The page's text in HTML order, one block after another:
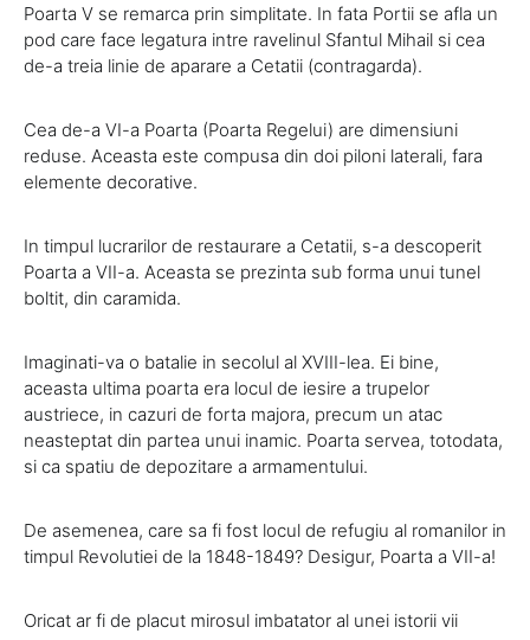
Poarta V se remarca prin simplitate. In fata Portii se afla un
pod care face legatura intre ravelinul Sfantul Mihail si cea
de-a treia linie de aparare a Cetatii (contragarda).
Cea de-a VI-a Poarta (Poarta Regelui) are dimensiuni
reduse. Aceasta este compusa din doi piloni laterali, fara
elemente decorative.
In timpul lucrarilor de restaurare a Cetatii, s-a descoperit
Poarta a VII-a. Aceasta se prezinta sub forma unui tunel
boltit, din caramida.
Imaginati-va o batalie in secolul al XVIII-lea. Ei bine,
aceasta ultima poarta era locul de iesire a trupelor
austriece, in cazuri de forta majora, precum un atac
neasteptat din partea unui inamic. Poarta servea, totodata,
si ca spatiu de depozitare a armamentului.
De asemenea, care sa fi fost locul de refugiu al romanilor in
timpul Revolutiei de la 1848-1849? Desigur, Poarta a VII-a!
Oricat ar fi de placut mirosul imbatator al unei istorii vii